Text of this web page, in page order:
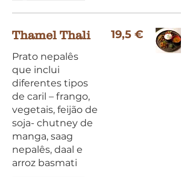
Thamel Thali
Prato nepalês
que inclui
diferentes tipos
de caril – frango,
vegetais, feijão de
soja- chutney de
manga, saag
nepalês, daal e
arroz basmati
19,5 €